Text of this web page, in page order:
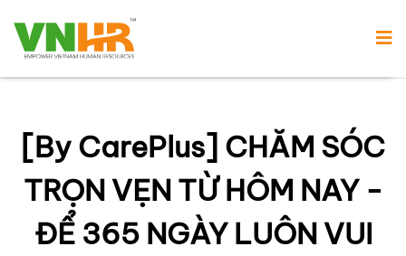
[By CarePlus] CHĂM SÓC
TRỌN VẸN TỪ HÔM NAY -
ĐỂ 365 NGÀY LUÔN VUI